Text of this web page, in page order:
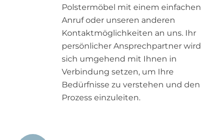
Polstermöbel mit einem einfachen
Anruf oder unseren anderen
Kontaktmöglichkeiten an uns. Ihr
persönlicher Ansprechpartner wird
sich umgehend mit Ihnen in
Verbindung setzen, um Ihre
Bedürfnisse zu verstehen und den
Prozess einzuleiten.